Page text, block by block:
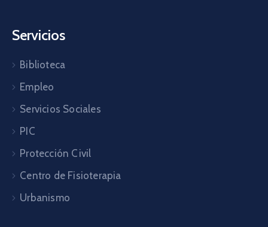
Servicios
Biblioteca
Empleo
Servicios Sociales
PIC
Protección Civil
Centro de Fisioterapia
Urbanismo